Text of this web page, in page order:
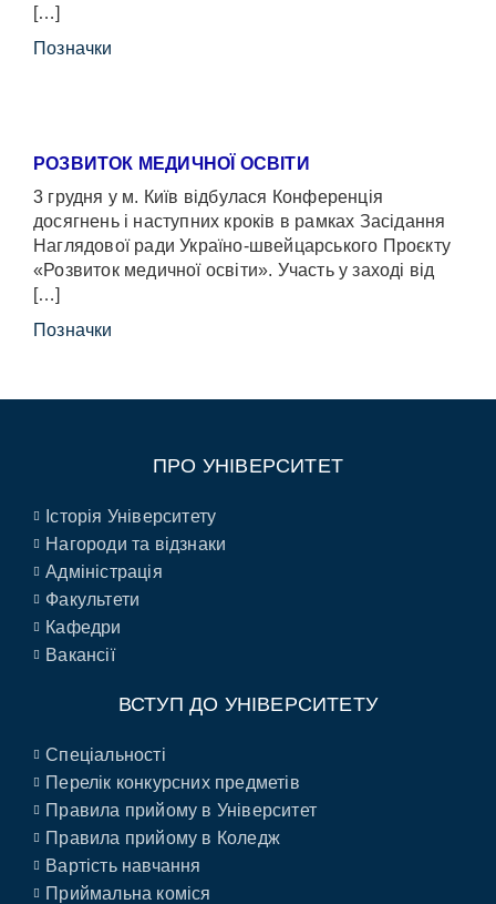
[…]
Позначки
РОЗВИТОК МЕДИЧНОЇ ОСВІТИ
3 грудня у м. Київ відбулася Конференція
досягнень і наступних кроків в рамках Засідання
Наглядової ради Україно-швейцарського Проєкту
«Розвиток медичної освіти». Участь у заході від
[…]
Позначки
ПРО УНІВЕРСИТЕТ
Історія Університету
Нагороди та відзнаки
Адміністрація
Факультети
Кафедри
Вакансії
ВСТУП ДО УНІВЕРСИТЕТУ
Спеціальності
Перелік конкурсних предметів
Правила прийому в Університет
Правила прийому в Коледж
Вартість навчання
Приймальна коміся